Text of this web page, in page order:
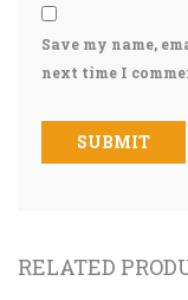
Save my name,
next time I
RELATED